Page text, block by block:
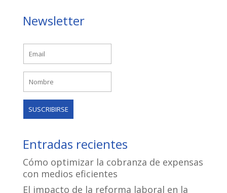
Newsletter
Entradas recientes
Cómo optimizar la cobranza de expensas
con medios eficientes
El impacto de la reforma laboral en la